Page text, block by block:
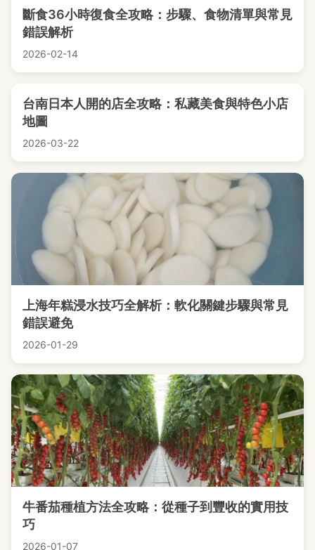
斷食36小時復食全攻略：步驟、食物清單與常見
錯誤解析
2026-02-14
台南日本人開的店全攻略：私藏美食與特色小店
地圖
2026-03-22
上海年糕浸水技巧全解析：軟化關鍵步驟與常見
錯誤避免
2026-01-29
牛番茄種植方法全攻略：從種子到豐收的實用技
巧
2026-01-07